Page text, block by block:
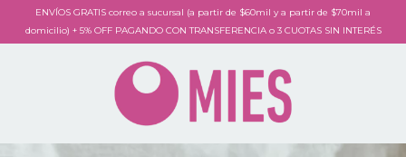
ENVÍOS GRATIS correo a sucursal (a partir de $60mil y a partir de $70mil a
domicilio) + 5% OFF PAGANDO CON TRANSFERENCIA o 3 CUOTAS SIN INTERÉS